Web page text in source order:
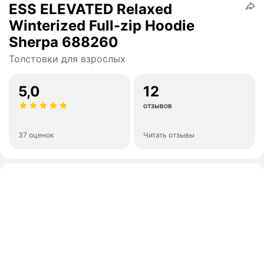
ESS ELEVATED Relaxed
Winterized Full-zip Hoodie
Sherpa 688260
Толстовки для взрослых
5,0
37 оценок
12
отзывов
Читать отзывы